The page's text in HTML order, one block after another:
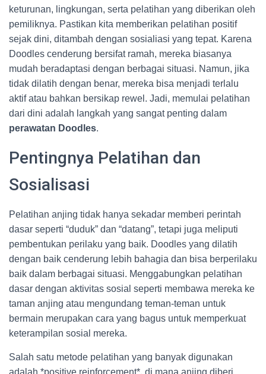
keturunan, lingkungan, serta pelatihan yang diberikan oleh
pemiliknya. Pastikan kita memberikan pelatihan positif
sejak dini, ditambah dengan sosialiasi yang tepat. Karena
Doodles cenderung bersifat ramah, mereka biasanya
mudah beradaptasi dengan berbagai situasi. Namun, jika
tidak dilatih dengan benar, mereka bisa menjadi terlalu
aktif atau bahkan bersikap rewel. Jadi, memulai pelatihan
dari dini adalah langkah yang sangat penting dalam
perawatan Doodles.
Pentingnya Pelatihan dan
Sosialisasi
Pelatihan anjing tidak hanya sekadar memberi perintah
dasar seperti “duduk” dan “datang”, tetapi juga meliputi
pembentukan perilaku yang baik. Doodles yang dilatih
dengan baik cenderung lebih bahagia dan bisa berperilaku
baik dalam berbagai situasi. Menggabungkan pelatihan
dasar dengan aktivitas sosial seperti membawa mereka ke
taman anjing atau mengundang teman-teman untuk
bermain merupakan cara yang bagus untuk memperkuat
keterampilan sosial mereka.
Salah satu metode pelatihan yang banyak digunakan
adalah *positive reinforcement*, di mana anjing diberi